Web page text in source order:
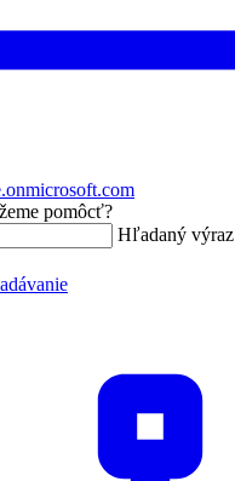
pomôcť?
Hľadaný výraz